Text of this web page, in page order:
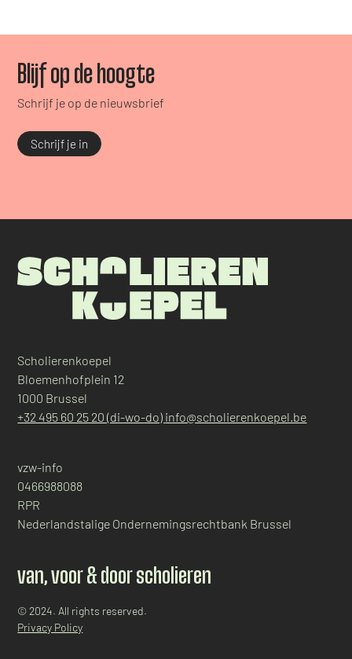
Blijf op de hoogte
Schrijf je op de nieuwsbrief
Schrijf je in
Scholierenkoepel
Bloemenhofplein 12
1000 Brussel
+32 495 60 25 20 (di-wo-do) info@scholierenkoepel.be
vzw-info
0466988088
RPR
Nederlandstalige Ondernemingsrechtbank Brussel
van, voor & door scholieren
© 2024. All rights reserved.
Privacy Policy